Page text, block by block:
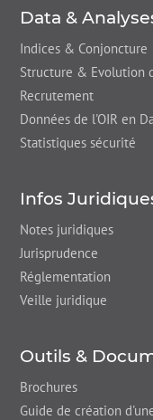
Data &
Indices & Conjoncture
Structure & Evolution
Recrutement
Données de l'OIR en
Statistiques sécurité
Infos
Notes juridiques
Jurisprudence
Réglementation
Veille juridique
Outils &
Brochures
Guide de création